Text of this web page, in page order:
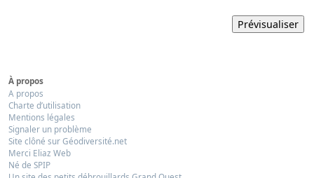
À propos
A propos
Charte d’utilisation
Mentions légales
Signaler un problème
Site clôné sur Géodiversité.net
Merci Eliaz Web
Né de SPIP